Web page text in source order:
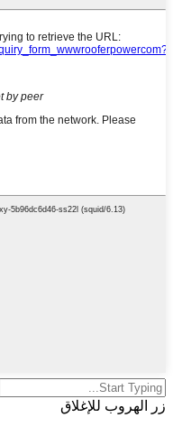
زر الهروب للإغلاق